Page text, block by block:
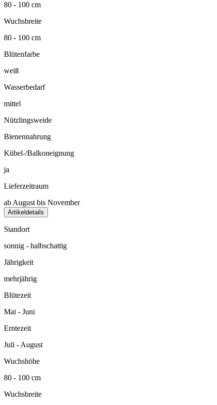
80 - 100 cm
Wuchsbreite
80 - 100 cm
Blütenfarbe
weiß
Wasserbedarf
mittel
Nützlingsweide
Bienennahrung
Kübel-/Balkoneignung
ja
Lieferzeitraum
ab August bis November
Artikeldetails
Standort
sonnig - halbschattig
Jährigkeit
mehrjährig
Blütezeit
Mai - Juni
Erntezeit
Juli - August
Wuchshöhe
80 - 100 cm
Wuchsbreite